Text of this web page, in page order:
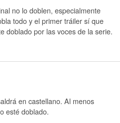
no lo doblen, especialmente
todo y el primer tráiler sí que
doblado por las voces de la serie.
en castellano. Al menos
esté doblado.